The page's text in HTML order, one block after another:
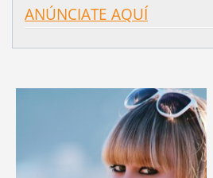
ANÚNCIATE AQUÍ